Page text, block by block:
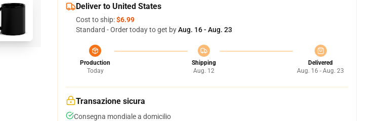
Deliver to United States
Cost to ship:$6.99
Standard - Order today to get byAug. 16 - Aug. 23
Production
Today
Shipping
Aug. 12
Delivered
Aug. 16 - Aug. 23
Transazione sicura
Consegna mondiale a domicilio